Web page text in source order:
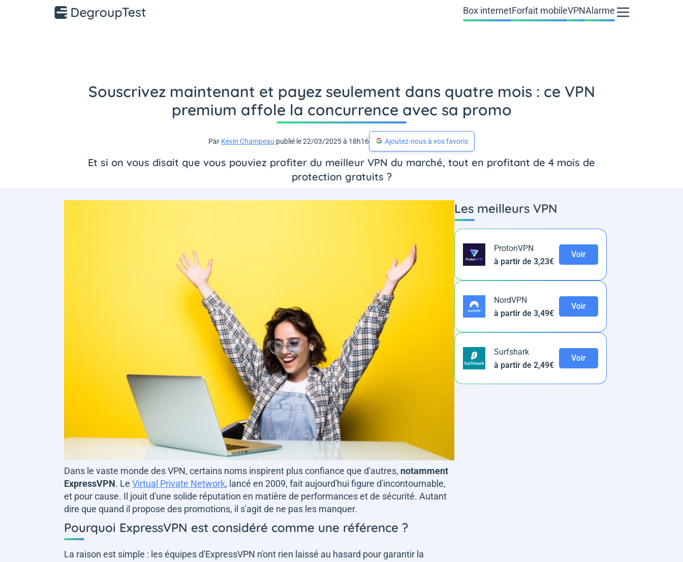
Box internetForfait mobileVPNAlarme
Souscrivez maintenant et payez seulement dans quatre mois : ce VPN
premium affole la concurrence avec sa promo
Par Kevin Champeau publié le 22/03/2025 à 18h16 Ajoutez-nous à vos favoris
Et si on vous disait que vous pouviez profiter du meilleur VPN du marché, tout en profitant de 4 mois de
protection gratuits ?
Dans le vaste monde des VPN, certains noms inspirent plus confiance que d'autres, notamment
ExpressVPN. Le Virtual Private Network, lancé en 2009, fait aujourd'hui figure d'incontournable,
et pour cause. Il jouit d'une solide réputation en matière de performances et de sécurité. Autant
dire que quand il propose des promotions, il s'agit de ne pas les manquer.
Pourquoi ExpressVPN est considéré comme une référence ?
La raison est simple : les équipes d'ExpressVPN n'ont rien laissé au hasard pour garantir la
Les meilleurs VPN
ProtonVPN
à partir de 3,23€
Voir
NordVPN
à partir de 3,49€
Voir
Surfshark
à partir de 2,49€
Voir